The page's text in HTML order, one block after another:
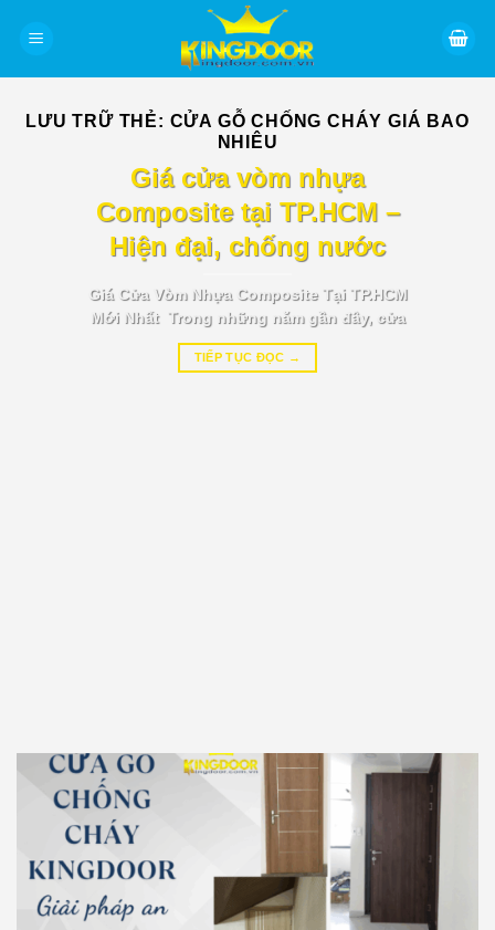
LƯU TRỮ THẺ: CỬA GỖ CHỐNG CHÁY GIÁ BAO
NHIÊU
BÁO GIÁ TIN TỨC
Giá cửa vòm nhựa
Composite tại TP.HCM –
Hiện đại, chống nước
Giá Cửa Vòm Nhựa Composite Tại TP.HCM
Mới Nhất Trong những năm gần đây, cửa
TIẾP TỤC ĐỌC →